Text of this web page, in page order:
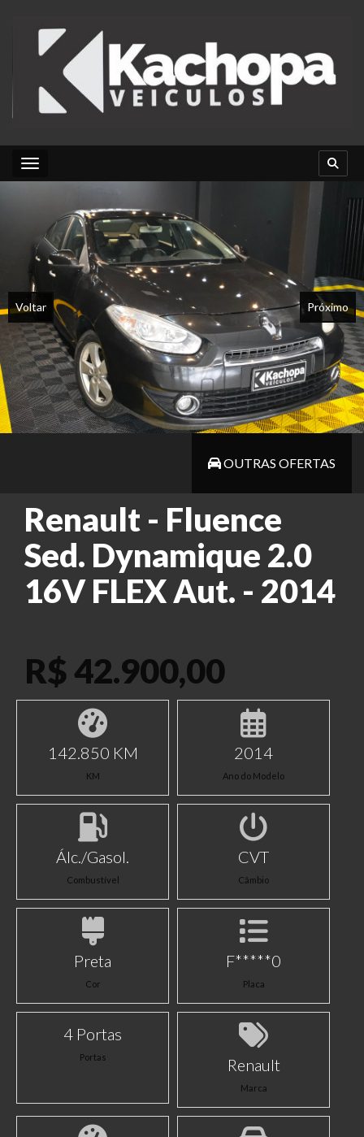
Toggle navigation
Voltar Próximo
OUTRAS OFERTAS
Renault - Fluence
Sed. Dynamique 2.0
16V FLEX Aut. - 2014
R$ 42.900,00
142.850 KM
KM
2014
Ano do Modelo
Álc./Gasol.
Combustível
CVT
Câmbio
Preta
Cor
F*****0
Placa
4 Portas
Portas Renault
Marca